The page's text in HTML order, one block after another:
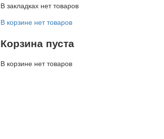
В закладках нет товаров
В корзине нет товаров
Корзина пуста
В корзине нет товаров